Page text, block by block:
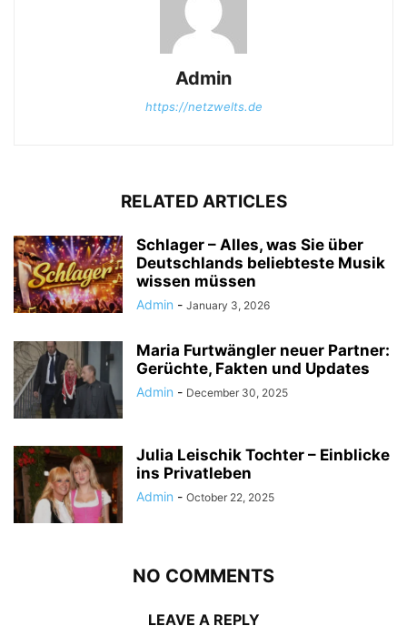
Admin
https://netzwelts.de
RELATED ARTICLES
Schlager – Alles, was Sie über
Deutschlands beliebteste Musik
wissen müssen
Admin - January 3, 2026
Maria Furtwängler neuer Partner:
Gerüchte, Fakten und Updates
Admin - December 30, 2025
Julia Leischik Tochter – Einblicke
ins Privatleben
Admin - October 22, 2025
NO COMMENTS
LEAVE A REPLY